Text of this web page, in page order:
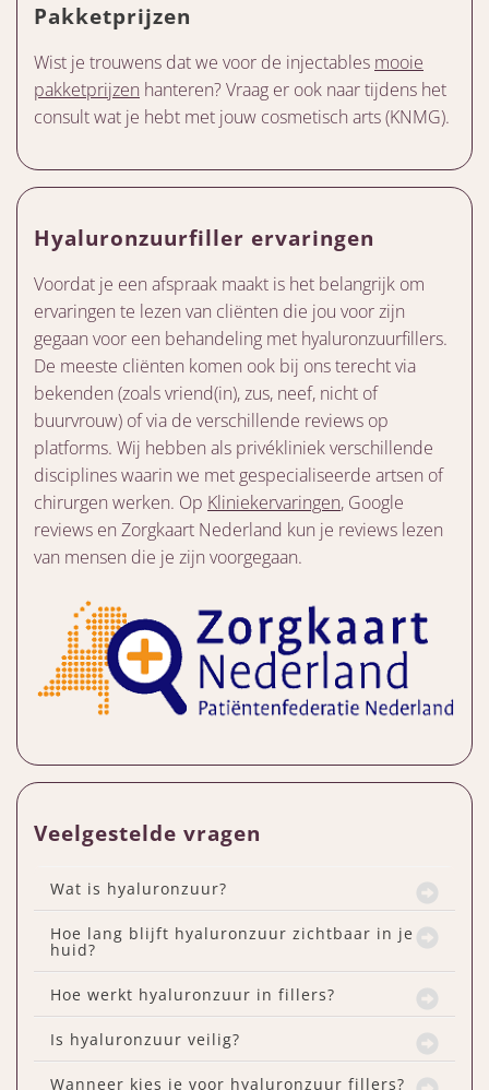
Pakketprijzen
Wist je trouwens dat we voor de injectables mooie
pakketprijzen hanteren? Vraag er ook naar tijdens het
consult wat je hebt met jouw cosmetisch arts (KNMG).
Hyaluronzuurfiller ervaringen
Voordat je een afspraak maakt is het belangrijk om
ervaringen te lezen van cliënten die jou voor zijn
gegaan voor een behandeling met hyaluronzuurfillers.
De meeste cliënten komen ook bij ons terecht via
bekenden (zoals vriend(in), zus, neef, nicht of
buurvrouw) of via de verschillende reviews op
platforms. Wij hebben als privékliniek verschillende
disciplines waarin we met gespecialiseerde artsen of
chirurgen werken. Op Kliniekervaringen, Google
reviews en Zorgkaart Nederland kun je reviews lezen
van mensen die je zijn voorgegaan.
Veelgestelde vragen
Wat is hyaluronzuur?
Hoe lang blijft hyaluronzuur zichtbaar in je
huid?
Hoe werkt hyaluronzuur in fillers?
Is hyaluronzuur veilig?
Wanneer kies je voor hyaluronzuur fillers?